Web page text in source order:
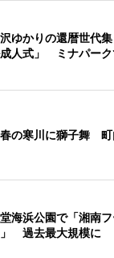
ゆかりの還暦世代
人式」 ミナパーク
の寒川に獅子舞 町
海浜公園で「湘南
過去最大規模に